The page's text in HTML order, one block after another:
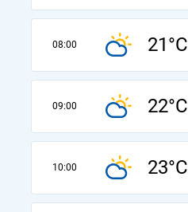
08:00 21°C
09:00 22°C
10:00 23°C